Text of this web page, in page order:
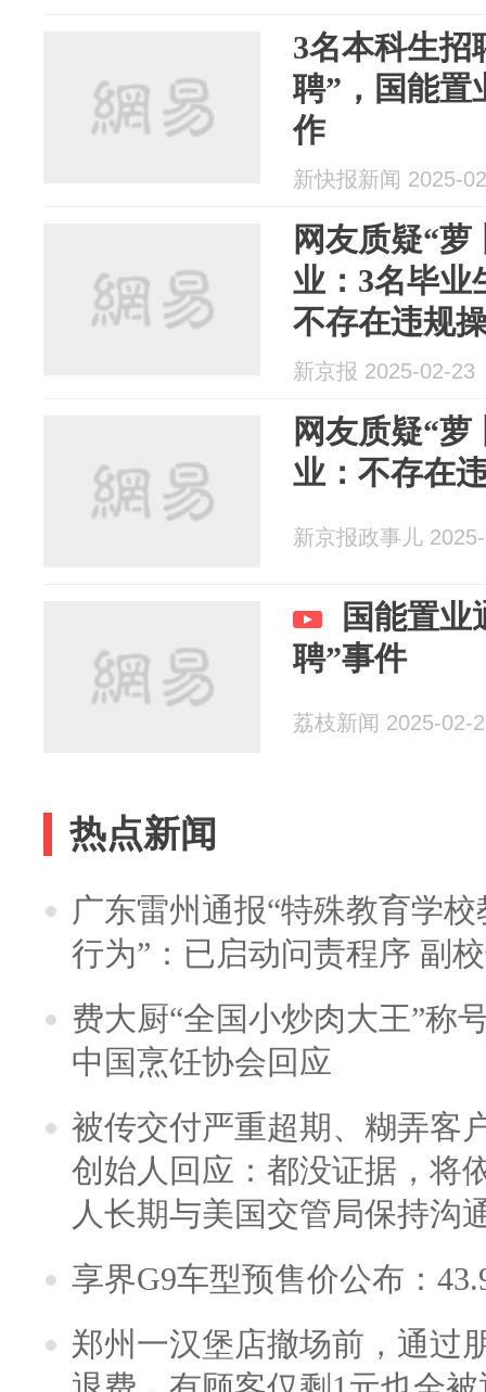
3名本科生招
聘”，国能置
作
新快报新闻 2025-
网友质疑“
业：3名毕业
不存在违规
新京报 2025-02-23
网友质疑“
业：不存在
新京报政事儿
国能置业
聘”事件
荔枝新闻 2025-02-
热点新闻
广东雷州通报“特殊教育学
行为”：已启动问责程序 副
费大厨“全国小炒肉大王”称
中国烹饪协会回应
被传交付严重超期、糊弄客
创始人回应：都没证据，将
人长期与美国交管局保持沟
享界G9车型预售价公布：
郑州一汉堡店撤场前，通过